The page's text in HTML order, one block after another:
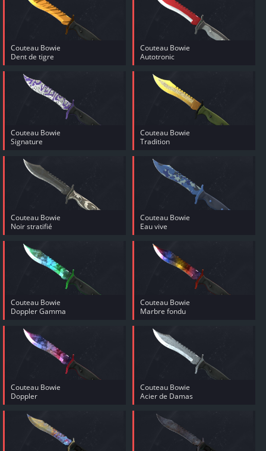
Couteau Bowie
Dent de tigre
Couteau Bowie
Autotronic
Couteau Bowie
Signature
Couteau Bowie
Tradition
Couteau Bowie
Noir stratifié
Couteau Bowie
Eau vive
Couteau Bowie
Doppler Gamma
Couteau Bowie
Marbre fondu
Couteau Bowie
Doppler
Couteau Bowie
Acier de Damas